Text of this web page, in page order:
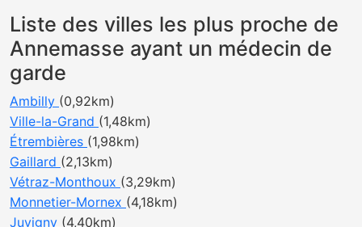
Liste des villes les plus proche de
Annemasse ayant un médecin de
garde
Ambilly (0,92km)
Ville-la-Grand (1,48km)
Étrembières (1,98km)
Gaillard (2,13km)
Vétraz-Monthoux (3,29km)
Monnetier-Mornex (4,18km)
Juvigny (4,40km)